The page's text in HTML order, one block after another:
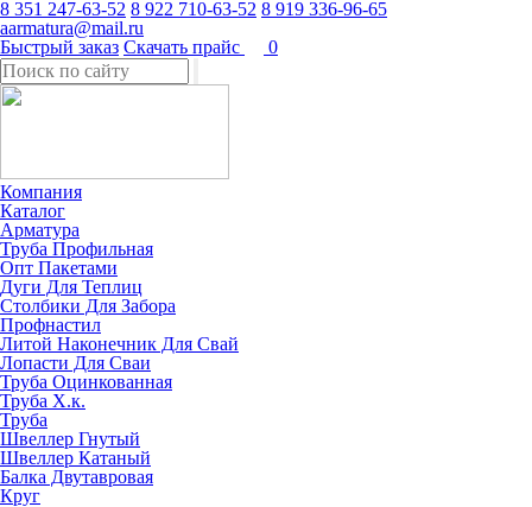
8 351 247-63-52 8 922 710-63-52 8 919 336-96-65
aarmatura@mail.ru
Быстрый заказ Скачать прайс 0
Компания
Каталог
Арматура
Труба Профильная
Опт Пакетами
Дуги Для Теплиц
Столбики Для Забора
Профнастил
Литой Наконечник Для Свай
Лопасти Для Сваи
Труба Оцинкованная
Труба Х.к.
Труба
Швеллер Гнутый
Швеллер Катаный
Балка Двутавровая
Круг